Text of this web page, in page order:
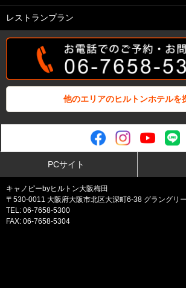
レストランプラン
他のエリアのヒルトンホテルを
PCサイト
キャノピーbyヒルトン大阪梅田
〒530-0011 大阪府大阪市北区大深町6-38 グラングリ
TEL: 06-7658-5300
FAX: 06-7658-5304